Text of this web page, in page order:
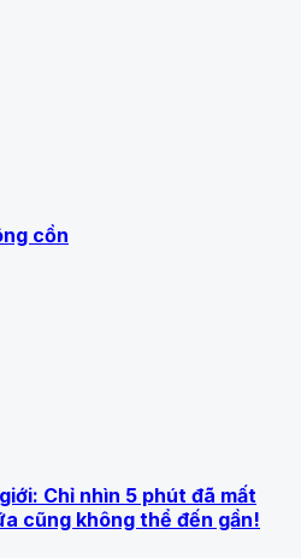
cồn
Chỉ nhìn 5 phút đã mất
cũng không thể đến gần!